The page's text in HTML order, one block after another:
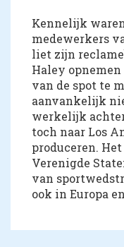
Kennelijk
medewerkers
liet zijn
Haley
van de spot te
aanvankelijk
werkelijk
toch naar Los
produceren.
Verenigde
van
ook in Europa